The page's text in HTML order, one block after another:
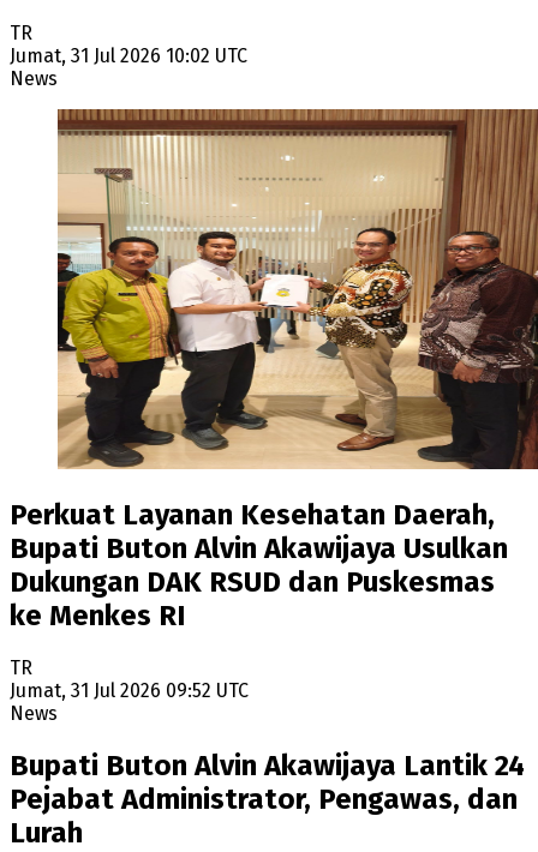
TR
Jumat, 31 Jul 2026 10:02 UTC
News
Perkuat Layanan Kesehatan Daerah,
Bupati Buton Alvin Akawijaya Usulkan
Dukungan DAK RSUD dan Puskesmas
ke Menkes RI
TR
Jumat, 31 Jul 2026 09:52 UTC
News
Bupati Buton Alvin Akawijaya Lantik 24
Pejabat Administrator, Pengawas, dan
Lurah